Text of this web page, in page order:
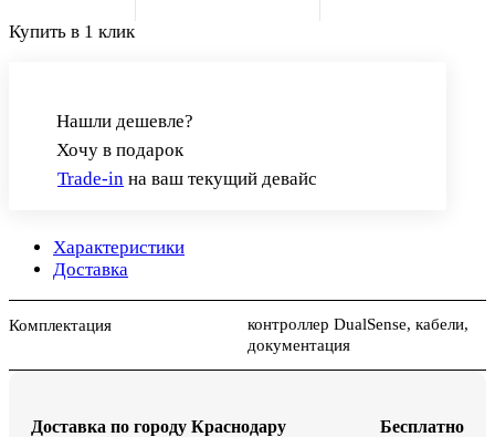
Купить в 1 клик
Нашли дешевле?
Хочу в подарок
Trade-in на ваш текущий девайс
Характеристики
Доставка
Комплектация
контроллер DualSense, кабели,
документация
Доставка по городу Краснодару Бесплатно